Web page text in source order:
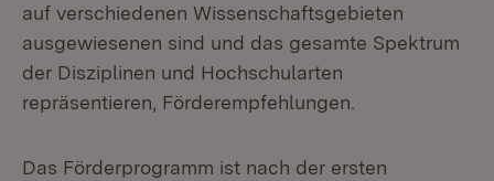
auf verschiedenen Wissenschaftsgebieten
ausgewiesenen sind und das gesamte Spektrum
der Disziplinen und Hochschularten
repräsentieren, Förderempfehlungen.
Das Förderprogramm ist nach der ersten